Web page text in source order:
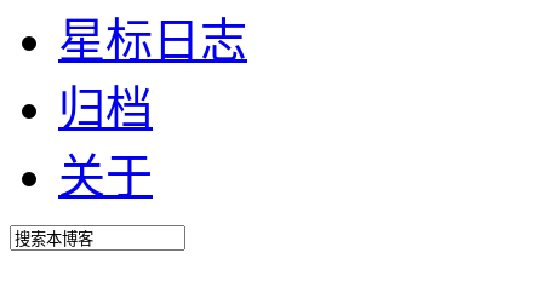
星标日志
归档
关于